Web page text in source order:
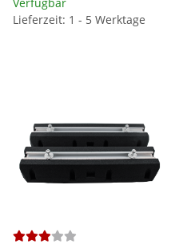
Lieferzeit: 1 - 5 Werktage